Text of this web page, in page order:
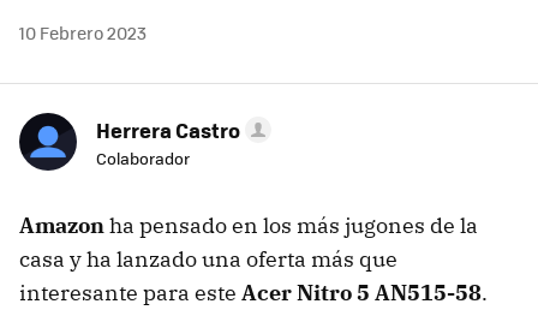
10 Febrero 2023
Herrera Castro
Colaborador
Amazonha pensado en los más jugones de la
casa y ha lanzado una oferta más que
interesante para este Acer Nitro 5 AN515-58.